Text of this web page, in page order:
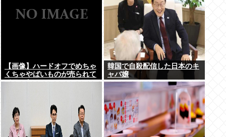
【画像】ハードオフでめちゃ
くちゃやばいものが売られて
てワロたwww
韓国で自殺配信した日本のキ
ャバ嬢